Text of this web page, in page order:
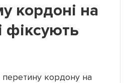
кордоні на
фіксують
кордону на